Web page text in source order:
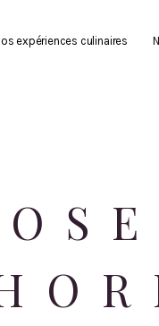
expériences culinaires